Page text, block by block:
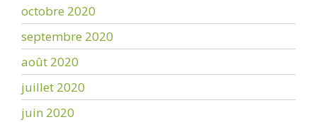
octobre 2020
septembre 2020
août 2020
juillet 2020
juin 2020